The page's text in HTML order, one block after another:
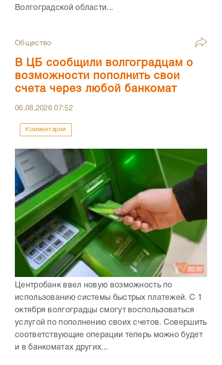
Волгоградской области...
Общество
В ЦБ сообщили волгоградцам о
возможности пополнить свои
счета через любой банкомат
06.08.202607:52
Комментарии
Центробанк ввел новую возможность по
использованию системы быстрых платежей. С 1
октября волгоградцы смогут воспользоваться
услугой по пополнению своих счетов. Совершить
соответствующие операции теперь можно будет
и в банкоматах других...